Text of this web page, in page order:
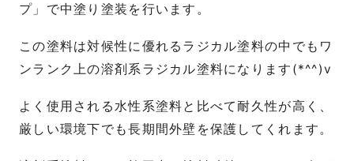
プ」で中塗り塗装を行います。
この塗料は対候性に優れるラジカル塗料の中でもワ
ンランク上の溶剤系ラジカル塗料になります(*^^)v
よく使用される水性系塗料と比べて耐久性が高く、
厳しい環境下でも長期間外壁を保護してくれます。